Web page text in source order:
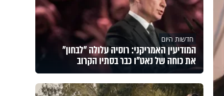
חדשות היום
המודיעין האמריקני: רוסיה עלולה "לבחון"
את כוחה של נאט"ו כבר בסתיו הקרוב